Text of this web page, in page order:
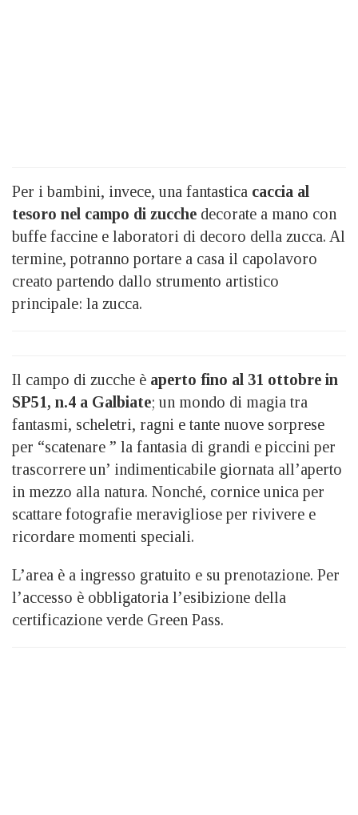
Per i bambini, invece, una fantastica caccia al
tesoro nel campo di zucche decorate a mano con
buffe faccine e laboratori di decoro della zucca. Al
termine, potranno portare a casa il capolavoro
creato partendo dallo strumento artistico
principale: la zucca.
Il campo di zucche è aperto fino al 31 ottobre in
SP51, n.4 a Galbiate; un mondo di magia tra
fantasmi, scheletri, ragni e tante nuove sorprese
per “scatenare ” la fantasia di grandi e piccini per
trascorrere un’ indimenticabile giornata all’aperto
in mezzo alla natura. Nonché, cornice unica per
scattare fotografie meravigliose per rivivere e
ricordare momenti speciali.
L’area è a ingresso gratuito e su prenotazione. Per
l’accesso è obbligatoria l’esibizione della
certificazione verde Green Pass.